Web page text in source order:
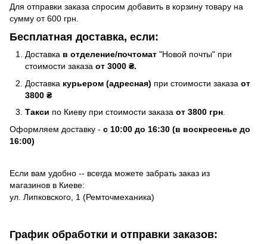
Для отправки заказа спросим добавить в корзину товару на
сумму от 600 грн.
Бесплатная доставка, если:
Доставка в отделение/почтомат "Новой почты" при
стоимости заказа от 3000 ₴.
Доставка курьером (адресная) при стоимости заказа от
3800 ₴
Такси по Киеву при стоимости заказа от 3800 грн.
Оформляем доставку - с 10:00 до 16:30 (в воскресенье до
16:00)
Если вам удобно -- всегда можете забрать заказ из
магазинов в Киеве:
ул. Липковского, 1 (Ремточмеханика)
График обработки и отправки заказов: